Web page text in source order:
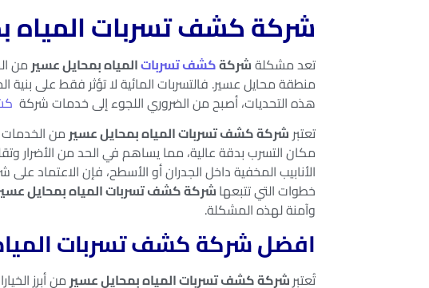
شركة كشف تسربات المياه
تعد مشكلةشركةكشف تسرباتالمياه بمحايل عسير من
منطقة محايل عسير. فالتسربات المائية لا تؤثر فقط على
هذه التحديات، أصبح من الضروري اللجوء إلى خدمات شركة
تعتبرشركة كشف تسربات المياه بمحايل عسيرمن الخدمات
مكان التسرب بدقة عالية، مما يساهم في الحد من الأضرار
الأنابيب المخفية داخل الجدران أو الأسطح، فإن الاعتماد
خطوات التي تتبعهاشركة كشف تسربات المياه بمحايل
وآمنة لهذه المشكلة.
افضل شركة كشف تسربات
تُعتبرشركة كشف تسربات المياه بمحايل عسير من أبرز